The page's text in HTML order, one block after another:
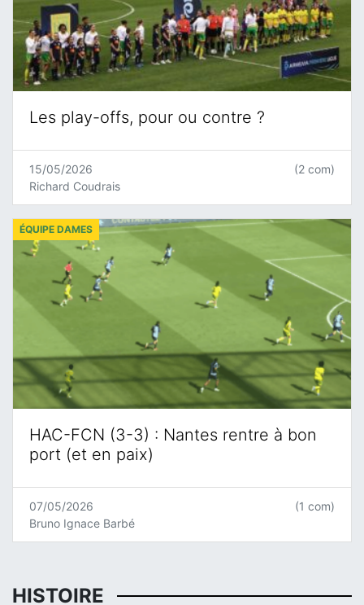
Les play-offs, pour ou contre ?
15/05/2026
Richard Coudrais
(2 com)
HAC-FCN (3-3) : Nantes rentre à bon
port (et en paix)
ÉQUIPE DAMES
07/05/2026
Bruno Ignace Barbé
(1 com)
HISTOIRE